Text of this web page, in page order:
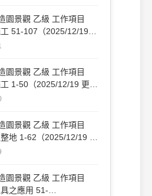
園景觀 乙級 工作項目
51-107（2025/12/19
園景觀 乙級 工作項目
1-50（2025/12/19 更
園景觀 乙級 工作項目
地 1-62（2025/12/19 更
園景觀 乙級 工作項目
之應用 51-